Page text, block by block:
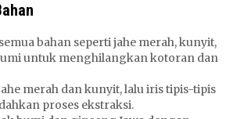
bahan seperti jahe merah, kunyit,
untuk menghilangkan kotoran dan
merah dan kunyit, lalu iris tipis-tipis
proses ekstraksi.